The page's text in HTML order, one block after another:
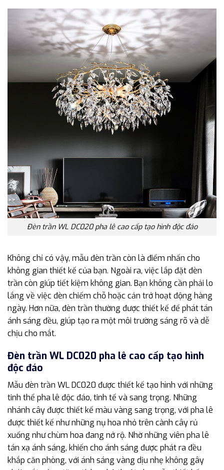
Đèn trần WL DC020 pha lê cao cấp tạo hình độc đáo
Không chỉ có vậy, mẫu đèn trần còn là điểm nhấn cho
không gian thiết kế của bạn. Ngoài ra, việc lắp đặt đèn
trần còn giúp tiết kiệm không gian. Bạn không cần phải lo
lắng về việc đèn chiếm chỗ hoặc cản trở hoạt động hàng
ngày. Hơn nữa, đèn trần thường được thiết kế để phát tán
ánh sáng đều, giúp tạo ra một môi trường sáng rõ và dễ
chịu cho mắt.
Đèn trần WL DC020 pha lê cao cấp tạo hình
độc đáo
Mẫu đèn trần WL DC020 được thiết kế tạo hình với những
tinh thể pha lê độc đáo, tinh tế và sang trọng. Những
nhánh cây được thiết kế màu vàng sang trọng, với pha lê
được thiết kế như những nụ hoa nhỏ trên cành cây rủ
xuống như chùm hoa đang nở rộ. Nhờ những viên pha lê
tán xạ ánh sáng, khiến cho ánh sáng được phát ra đều
khắp căn phòng, với ánh sáng vàng dịu nhẹ không gây